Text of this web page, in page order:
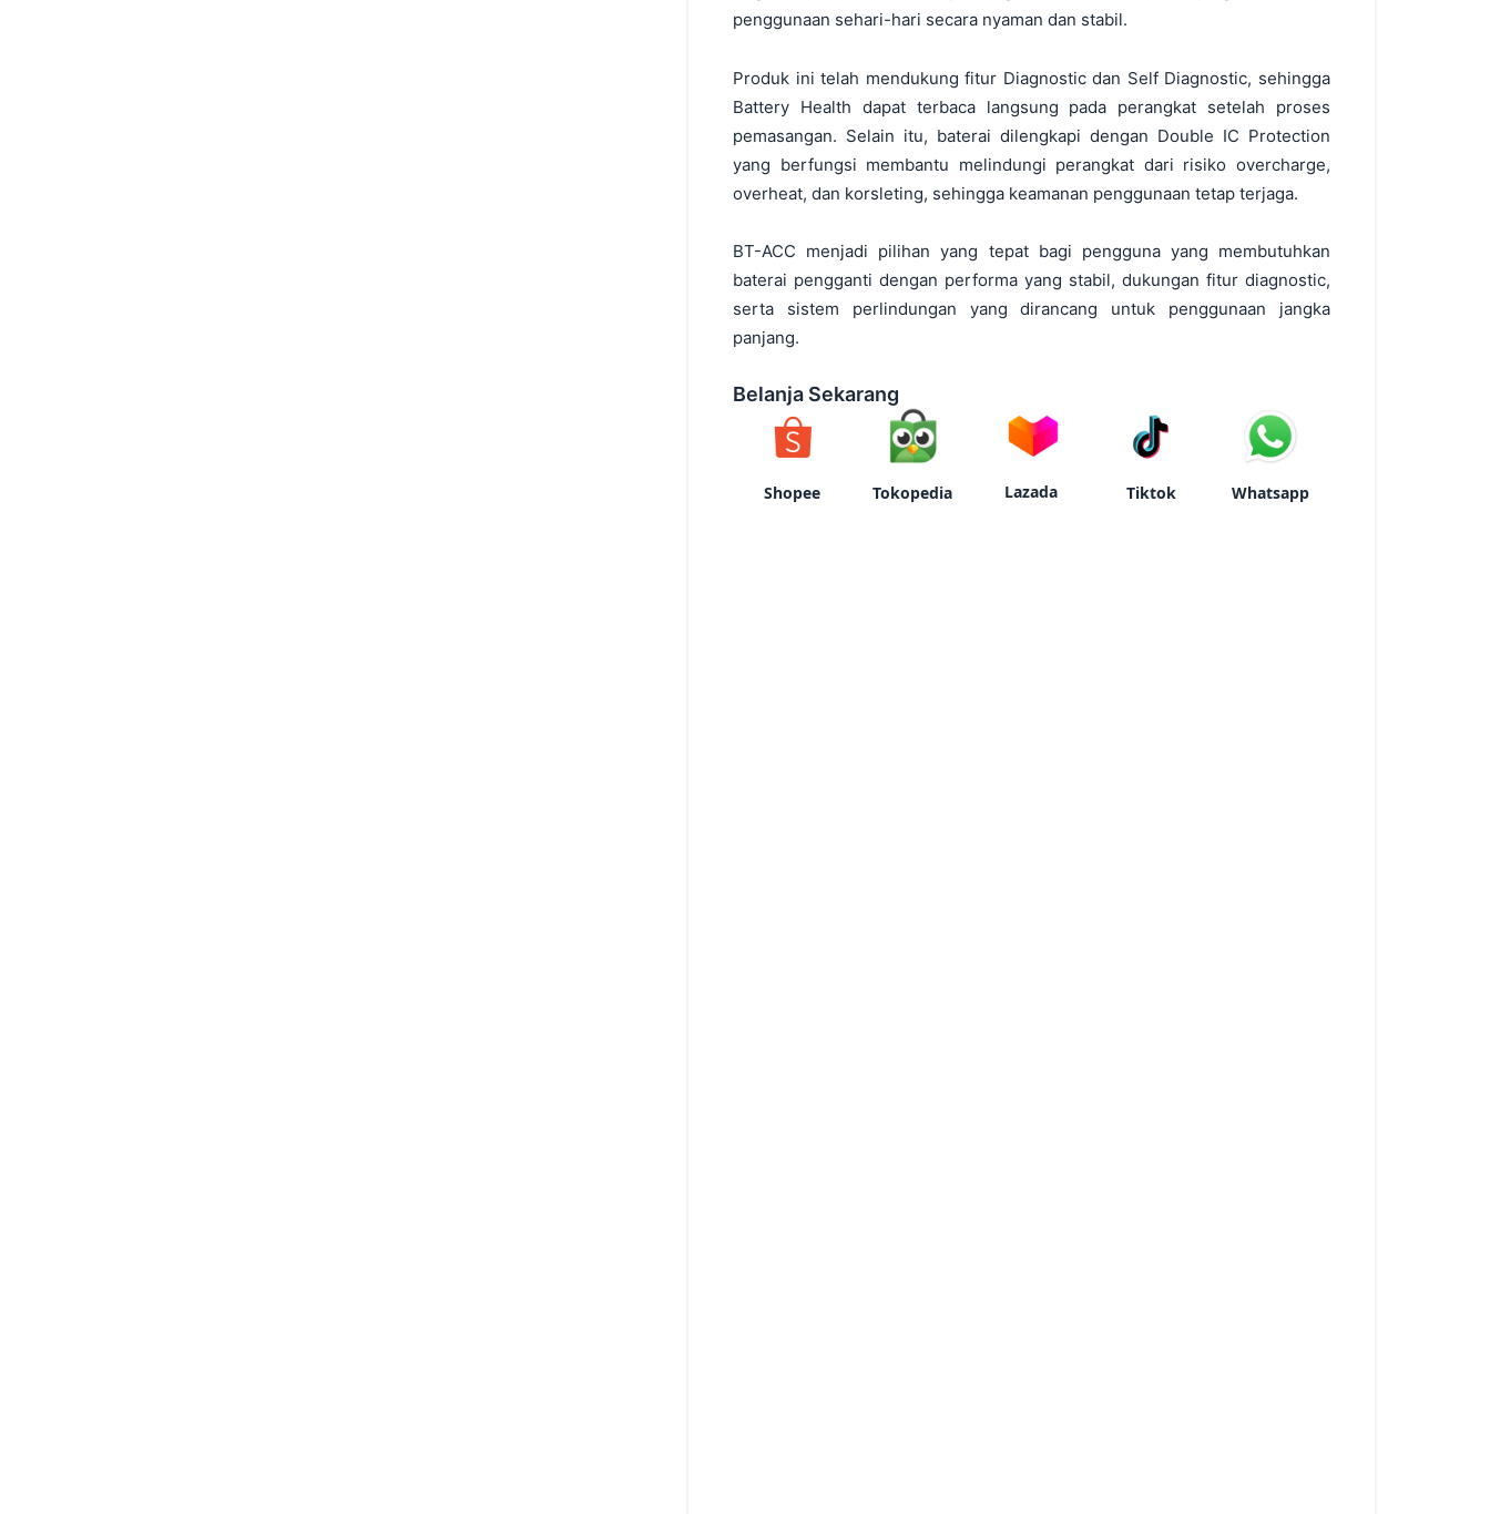
penggunaan sehari-hari secara nyaman dan stabil.
Produk ini telah mendukung fitur Diagnostic dan Self Diagnostic, sehingga
Battery Health dapat terbaca langsung pada perangkat setelah proses
pemasangan. Selain itu, baterai dilengkapi dengan Double IC Protection
yang berfungsi membantu melindungi perangkat dari risiko overcharge,
overheat, dan korsleting, sehingga keamanan penggunaan tetap terjaga.
BT-ACC menjadi pilihan yang tepat bagi pengguna yang membutuhkan
baterai pengganti dengan performa yang stabil, dukungan fitur diagnostic,
serta sistem perlindungan yang dirancang untuk penggunaan jangka
panjang.
Belanja Sekarang
Shopee Tokopedia Lazada Tiktok Whatsapp